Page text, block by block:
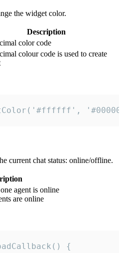
the widget color.
Description
color code
colour code is used to create
current chat status: online/offline.
agent is online
are online
{